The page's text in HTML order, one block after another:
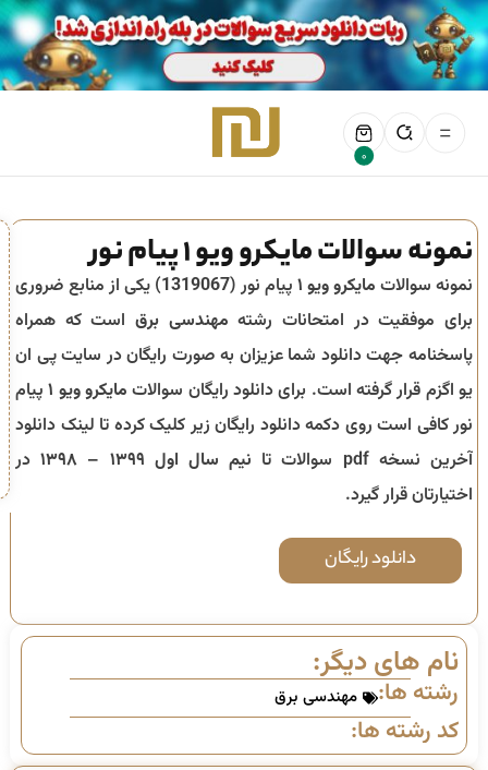
0
نمونه سوالات مایکرو ویو ۱ پیام نور
نمونه سوالات مایکرو ویو ۱ پیام نور (1319067) یکی از منابع ضروری
برای موفقیت در امتحانات رشته مهندسی برق است که همراه
پاسخنامه جهت دانلود شما عزیزان به صورت رایگان در سایت پی ان
یو اگزم قرار گرفته است. برای دانلود رایگان سوالات مایکرو ویو ۱ پیام
نور کافی است روی دکمه دانلود رایگان زیر کلیک کرده تا لینک دانلود
آخرین نسخه pdf سوالات تا
نیم سال اول ۱۳۹۹ – ۱۳۹۸
در
اختیارتان قرار گیرد.
دانلود رایگان
نام های دیگر:
رشته ها: مهندسی برق
کد رشته ها: